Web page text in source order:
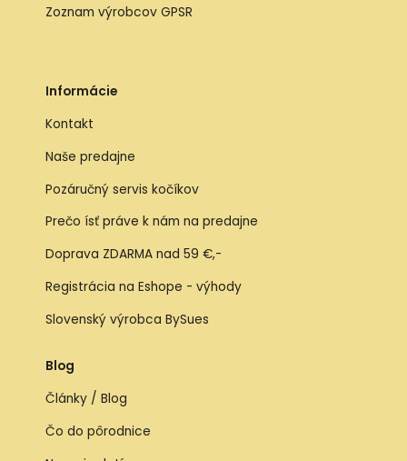
Zoznam výrobcov GPSR
Informácie
Kontakt
Naše predajne
Pozáručný servis kočíkov
Prečo ísť práve k nám na predajne
Doprava ZDARMA nad 59 €,-
Registrácia na Eshope - výhody
Slovenský výrobca BySues
Blog
Články / Blog
Čo do pôrodnice